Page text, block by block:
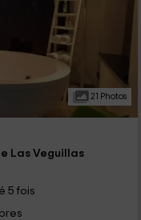
21 Photos
Las Veguillas
5 fois